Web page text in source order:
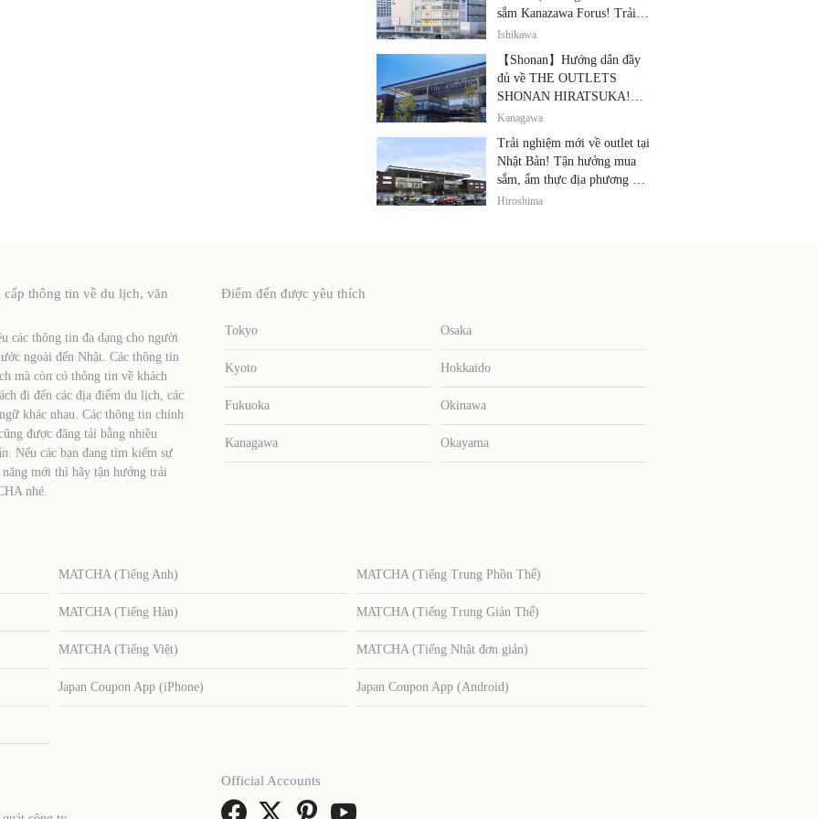
sắm Kanazawa Forus! Trải
nghiệm cùng lúc các thương
và ẩm thực địa phương
Ishikawa
【Shonan】Hướng dẫn đầy
đủ về THE OUTLETS
SHONAN HIRATSUKA!
Thỏa sức tận hưởng mua
và ẩm thực địa phương tại
cùng một địa điểm!
Kanagawa
Trải nghiệm mới về outlet tại
Nhật Bản! Tận hưởng mua
sắm, ẩm thực địa phương và
giải trí tại THE OUTLETS!
Hiroshima
thông tin về du lịch, văn
các thông tin đa dạng cho người
ngoài đến Nhật. Các thông tin
mà còn có thông tin về khách
đi đến các địa điểm du lịch, các
khác nhau. Các thông tin chính
được đăng tải bằng nhiều
Nếu các bạn đang tìm kiếm sự
mới thì hãy tận hưởng trải
nhé.
Điểm đến được yêu thích
Tokyo Osaka
Kyoto Hokkaido
Fukuoka Okinawa
Kanagawa Okayama
MATCHA (Tiếng Anh) MATCHA (Tiếng Trung Phồn Thể)
MATCHA (Tiếng Hàn) MATCHA (Tiếng Trung Giản Thể)
MATCHA (Tiếng Việt) MATCHA (Tiếng Nhật đơn giản)
Japan Coupon App (iPhone) Japan Coupon App (Android)
Official Accounts